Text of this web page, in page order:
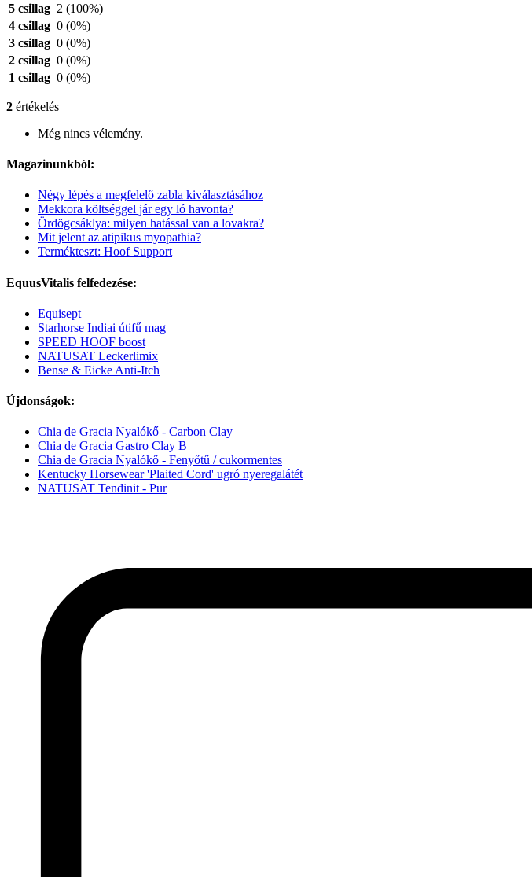
5 csillag 2 (100%)
4 csillag 0 (0%)
3 csillag 0 (0%)
2 csillag 0 (0%)
1 csillag 0 (0%)
2 értékelés
Még nincs vélemény.
Magazinunkból:
Négy lépés a megfelelő zabla kiválasztásához
Mekkora költséggel jár egy ló havonta?
Ördögcsáklya: milyen hatással van a lovakra?
Mit jelent az atipikus myopathia?
Termékteszt: Hoof Support
EquusVitalis felfedezése:
Equisept
Starhorse Indiai útifű mag
SPEED HOOF boost
NATUSAT Leckerlimix
Bense & Eicke Anti-Itch
Újdonságok:
Chia de Gracia Nyalókő - Carbon Clay
Chia de Gracia Gastro Clay B
Chia de Gracia Nyalókő - Fenyőtű / cukormentes
Kentucky Horsewear 'Plaited Cord' ugró nyeregalátét
NATUSAT Tendinit - Pur